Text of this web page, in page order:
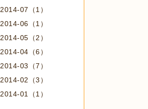
2014-07（1）
2014-06（1）
2014-05（2）
2014-04（6）
2014-03（7）
2014-02（3）
2014-01（1）